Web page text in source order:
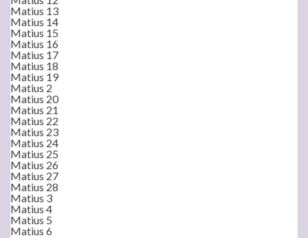
Matius 13
Matius 14
Matius 15
Matius 16
Matius 17
Matius 18
Matius 19
Matius 2
Matius 20
Matius 21
Matius 22
Matius 23
Matius 24
Matius 25
Matius 26
Matius 27
Matius 28
Matius 3
Matius 4
Matius 5
Matius 6